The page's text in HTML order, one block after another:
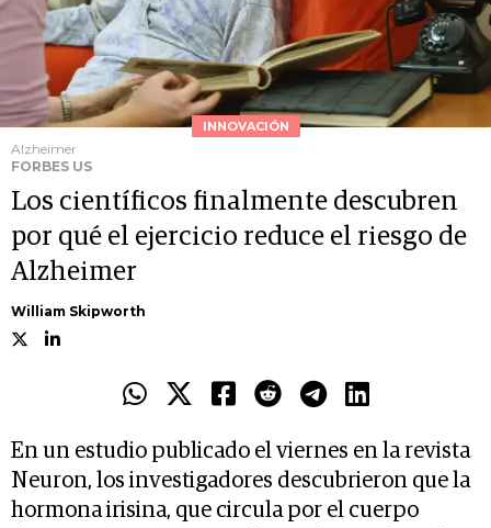
INNOVACIÓN
Alzheimer
FORBES US
Los científicos finalmente descubren
por qué el ejercicio reduce el riesgo de
Alzheimer
William Skipworth
En un estudio publicado el viernes en la revista
Neuron, los investigadores descubrieron que la
hormona irisina, que circula por el cuerpo